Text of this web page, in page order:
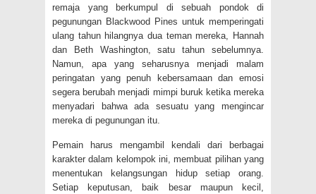
remaja yang berkumpul di sebuah pondok di
pegunungan Blackwood Pines untuk memperingati
ulang tahun hilangnya dua teman mereka, Hannah
dan Beth Washington, satu tahun sebelumnya.
Namun, apa yang seharusnya menjadi malam
peringatan yang penuh kebersamaan dan emosi
segera berubah menjadi mimpi buruk ketika mereka
menyadari bahwa ada sesuatu yang mengincar
mereka di pegunungan itu.
Pemain harus mengambil kendali dari berbagai
karakter dalam kelompok ini, membuat pilihan yang
menentukan kelangsungan hidup setiap orang.
Setiap keputusan, baik besar maupun kecil,